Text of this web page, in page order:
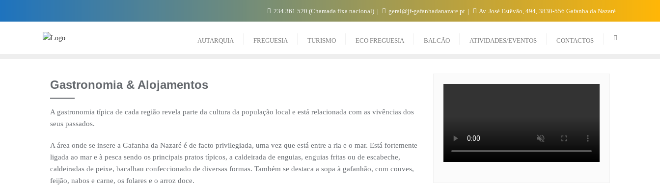
234 361 520 (Chamada fixa nacional) geral@jf-gafanhadanazare.pt Av. José Estêvão, 494, 3830-556 Gafanha da Nazaré
AUTARQUIA FREGUESIA TURISMO ECO FREGUESIA BALCÃO ATIVIDADES/EVENTOS CONTACTOS
Gastronomia & Alojamentos
A gastronomia típica de cada região revela parte da cultura da população local e está relacionada com as vivências dos
seus passados.
A área onde se insere a Gafanha da Nazaré é de facto privilegiada, uma vez que está entre a ria e o mar. Está fortemente
ligada ao mar e à pesca sendo os principais pratos típicos, a caldeirada de enguias, enguias fritas ou de escabeche,
caldeiradas de peixe, bacalhau confeccionado de diversas formas. Também se destaca a sopa à gafanhão, com couves,
feijão, nabos e carne, os folares e o arroz doce.